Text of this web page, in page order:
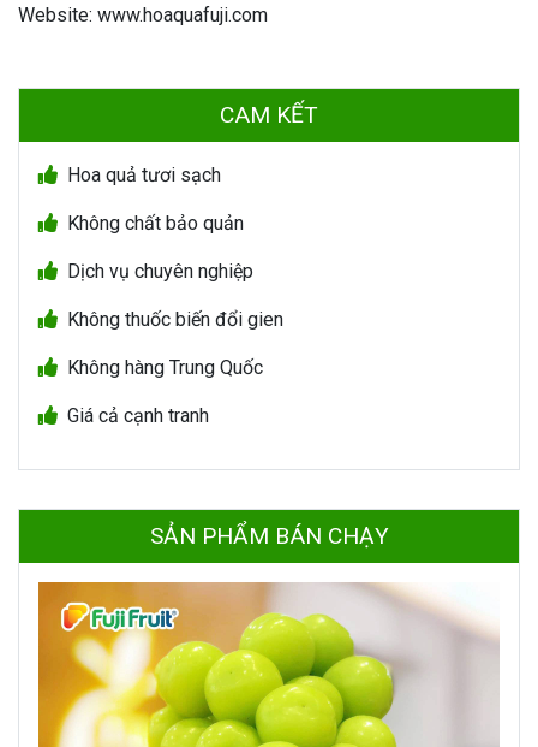
Website: www.hoaquafuji.com
CAM KẾT
Hoa quả tươi sạch
Không chất bảo quản
Dịch vụ chuyên nghiệp
Không thuốc biến đổi gien
Không hàng Trung Quốc
Giá cả cạnh tranh
SẢN PHẨM BÁN CHẠY